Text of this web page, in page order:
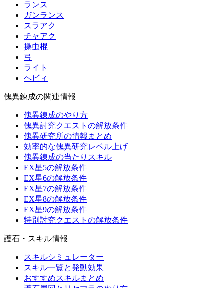
ランス
ガンランス
スラアク
チャアク
操虫棍
弓
ライト
ヘビィ
傀異錬成の関連情報
傀異錬成のやり方
傀異討究クエストの解放条件
傀異研究所の情報まとめ
効率的な傀異研究レベル上げ
傀異錬成の当たりスキル
EX星5の解放条件
EX星6の解放条件
EX星7の解放条件
EX星8の解放条件
EX星9の解放条件
特別討究クエストの解放条件
護石・スキル情報
スキルシミュレーター
スキル一覧と発動効果
おすすめスキルまとめ